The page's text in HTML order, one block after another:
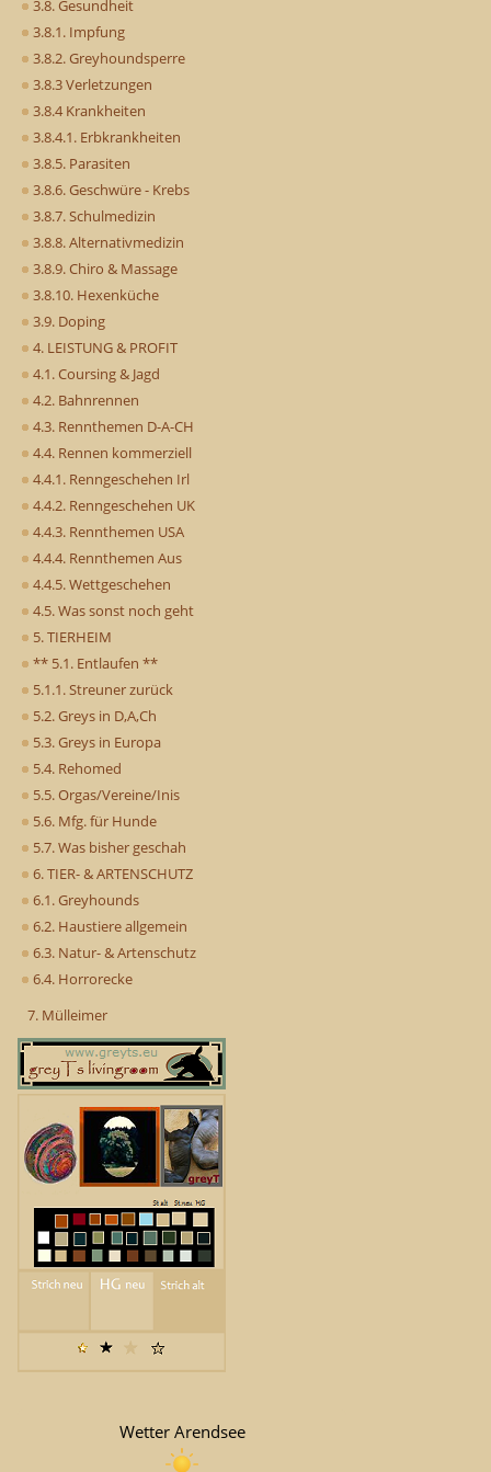
3.8. Gesundheit
3.8.1. Impfung
3.8.2. Greyhoundsperre
3.8.3 Verletzungen
3.8.4 Krankheiten
3.8.4.1. Erbkrankheiten
3.8.5. Parasiten
3.8.6. Geschwüre - Krebs
3.8.7. Schulmedizin
3.8.8. Alternativmedizin
3.8.9. Chiro & Massage
3.8.10. Hexenküche
3.9. Doping
4. LEISTUNG & PROFIT
4.1. Coursing & Jagd
4.2. Bahnrennen
4.3. Rennthemen D-A-CH
4.4. Rennen kommerziell
4.4.1. Renngeschehen Irl
4.4.2. Renngeschehen UK
4.4.3. Rennthemen USA
4.4.4. Rennthemen Aus
4.4.5. Wettgeschehen
4.5. Was sonst noch geht
5. TIERHEIM
** 5.1. Entlaufen **
5.1.1. Streuner zurück
5.2. Greys in D,A,Ch
5.3. Greys in Europa
5.4. Rehomed
5.5. Orgas/Vereine/Inis
5.6. Mfg. für Hunde
5.7. Was bisher geschah
6. TIER- & ARTENSCHUTZ
6.1. Greyhounds
6.2. Haustiere allgemein
6.3. Natur- & Artenschutz
6.4. Horrorecke
7. Mülleimer
Wetter Arendsee